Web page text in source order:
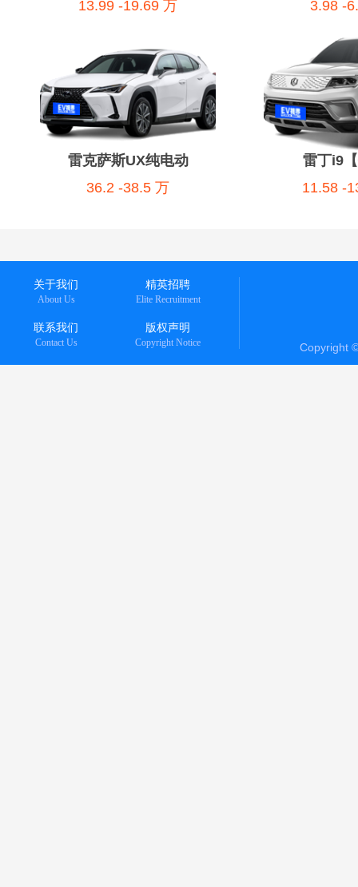
13.99 -19.69 万 3.98 -
雷克萨斯UX纯电动
36.2 -38.5 万
雷丁i9
11.58 -
关于我们
About Us
精英招聘
Elite Recruitment
联系我们
Contact Us
版权声明
Copyright Notice Copyright